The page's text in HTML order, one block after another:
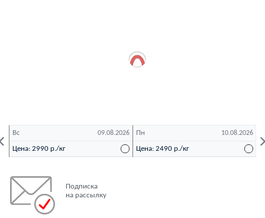
Вс 09.08.2026
Цена: 2990 р./кг
Пн 10.08.2026
Цена: 2490 р./кг
Подписка
на рассылку